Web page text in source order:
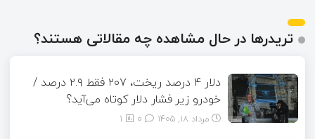
تریدرها در حال مشاهده چه مقالاتی هستند؟
دلار ۴ درصد ریخت، ۲۰۷ فقط ۲.۹ درصد /
خودرو زیر فشار دلار کوتاه می‌آید؟
مرداد ۱۸, ۱۴۰۵ 1